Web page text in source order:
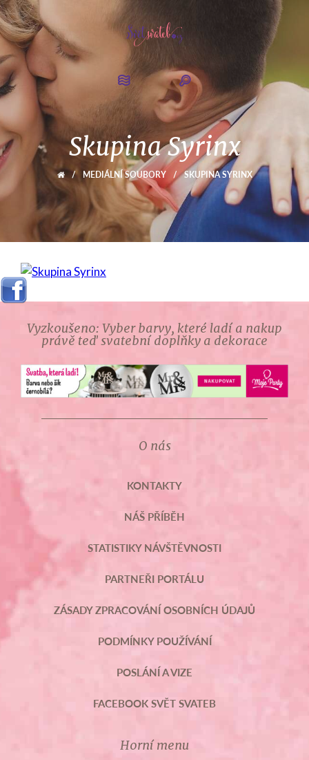
Skupina Syrinx
/ MEDIÁLNÍ SOUBORY / SKUPINA SYRINX
Vyzkoušeno: Vyber barvy, které ladí a nakup
právě teď svatební doplňky a dekorace
O nás
KONTAKTY
NÁŠ PŘÍBĚH
STATISTIKY NÁVŠTĚVNOSTI
PARTNEŘI PORTÁLU
ZÁSADY ZPRACOVÁNÍ OSOBNÍCH ÚDAJŮ
PODMÍNKY POUŽÍVÁNÍ
POSLÁNÍ A VIZE
FACEBOOK SVĚT SVATEB
Horní menu